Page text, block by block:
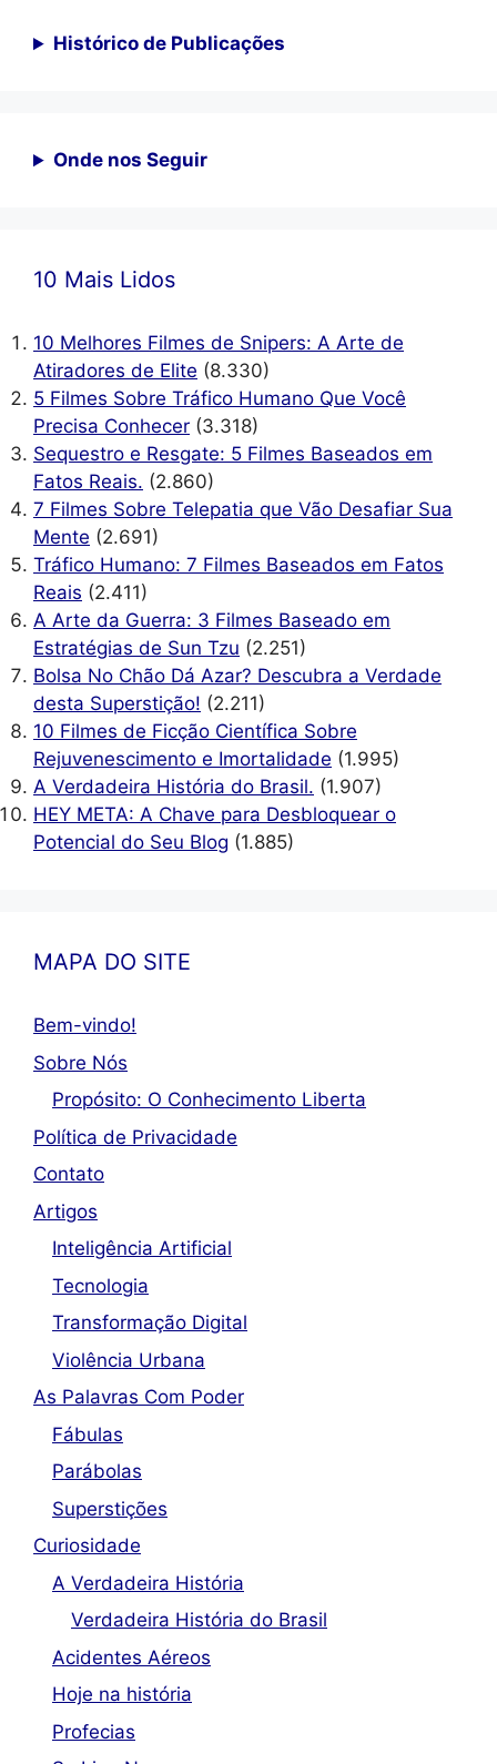
Histórico de Publicações
Onde nos Seguir
10 Mais Lidos
10 Melhores Filmes de Snipers: A Arte de
Atiradores de Elite (8.330)
5 Filmes Sobre Tráfico Humano Que Você
Precisa Conhecer (3.318)
Sequestro e Resgate: 5 Filmes Baseados em
Fatos Reais. (2.860)
7 Filmes Sobre Telepatia que Vão Desafiar Sua
Mente (2.691)
Tráfico Humano: 7 Filmes Baseados em Fatos
Reais (2.411)
A Arte da Guerra: 3 Filmes Baseado em
Estratégias de Sun Tzu (2.251)
Bolsa No Chão Dá Azar? Descubra a Verdade
desta Superstição! (2.211)
10 Filmes de Ficção Científica Sobre
Rejuvenescimento e Imortalidade (1.995)
A Verdadeira História do Brasil. (1.907)
HEY META: A Chave para Desbloquear o
Potencial do Seu Blog (1.885)
MAPA DO SITE
Bem-vindo!
Sobre Nós
Propósito: O Conhecimento Liberta
Política de Privacidade
Contato
Artigos
Inteligência Artificial
Tecnologia
Transformação Digital
Violência Urbana
As Palavras Com Poder
Fábulas
Parábolas
Superstições
Curiosidade
A Verdadeira História
Verdadeira História do Brasil
Acidentes Aéreos
Hoje na história
Profecias